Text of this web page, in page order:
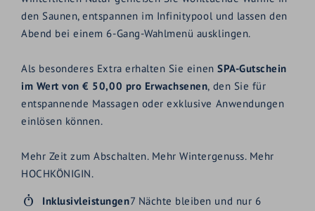
den Saunen, entspannen im Infinitypool und lassen den
Abend bei einem 6-Gang-Wahlmenü ausklingen.
Als besonderes Extra erhalten Sie einenSPA-Gutschein
im Wert von € 50,00 pro Erwachsenen, den Sie für
entspannende Massagen oder exklusive Anwendungen
einlösen können.
Mehr Zeit zum Abschalten. Mehr Wintergenuss. Mehr
HOCHKÖNIGIN.
Inklusivleistungen7 Nächte bleiben und nur 6